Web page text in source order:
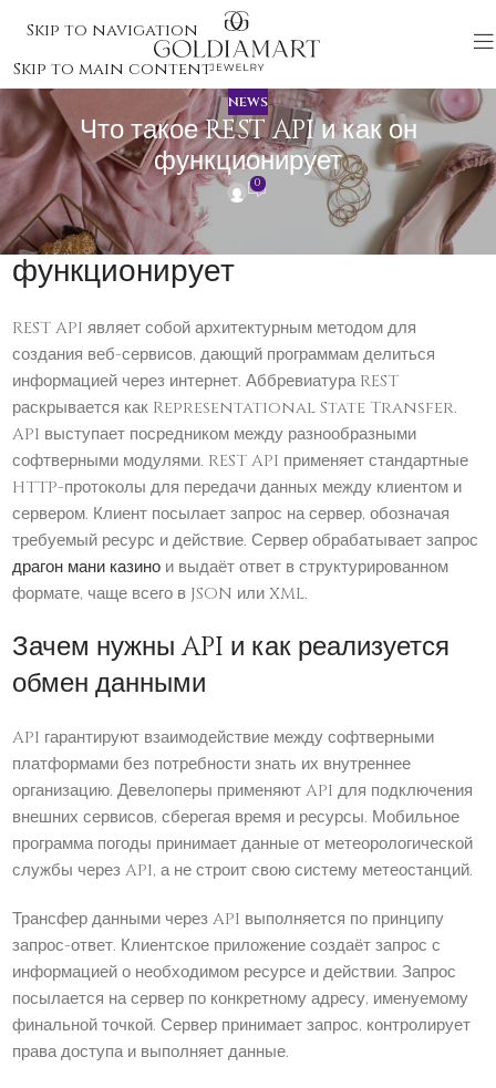
Skip to navigation
Skip to main content
NEWS
Что такое REST API и как он
функционирует
0
Что такое REST API и как он
функционирует
REST API являет собой архитектурным методом для
создания веб-сервисов, дающий программам делиться
информацией через интернет. Аббревиатура REST
раскрывается как Representational State Transfer.
API выступает посредником между разнообразными
софтверными модулями. REST API применяет стандартные
HTTP-протоколы для передачи данных между клиентом и
сервером. Клиент посылает запрос на сервер, обозначая
требуемый ресурс и действие. Сервер обрабатывает запрос
драгон мани казино и выдаёт ответ в структурированном
формате, чаще всего в JSON или XML.
Зачем нужны API и как реализуется
обмен данными
API гарантируют взаимодействие между софтверными
платформами без потребности знать их внутреннее
организацию. Девелоперы применяют API для подключения
внешних сервисов, сберегая время и ресурсы. Мобильное
программа погоды принимает данные от метеорологической
службы через API, а не строит свою систему метеостанций.
Трансфер данными через API выполняется по принципу
запрос-ответ. Клиентское приложение создаёт запрос с
информацией о необходимом ресурсе и действии. Запрос
посылается на сервер по конкретному адресу, именуемому
финальной точкой. Сервер принимает запрос, контролирует
права доступа и выполняет данные.